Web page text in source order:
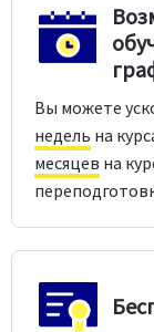
Вы можете
недель на
месяцев на